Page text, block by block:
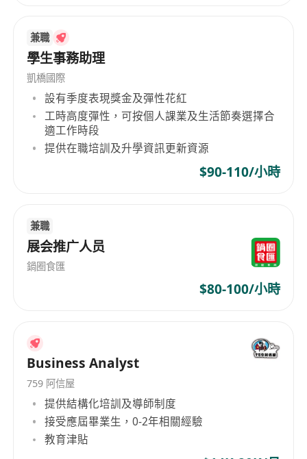
3.出色的市場策略制定與執行能力,能領導團隊完成
複雜的市場和SEO目標。
4.熟悉線上線下推廣管道,具備全面的媒體和廣告資
源管理能力。
5.精通SEO策略及工具(如Google Analytics、
Ahrefs等),具備提升自然流量的能力。
6.擅長數據分析,具備將數據洞察轉化為行動的能
言及文化者加分。
兼職
學生事務助理
凱橋國際
設有季度表現獎金及彈性花紅
工時高度彈性，可按個人課業及生活節奏選擇合
適工作時段
提供在職培訓及升學資訊更新資源
$90-110/小時
兼職
展会推广人员
鍋圈食匯
$80-100/小時
Business Analyst
759 阿信屋
提供結構化培訓及導師制度
接受應屆畢業生，0-2年相關經驗
教育津貼